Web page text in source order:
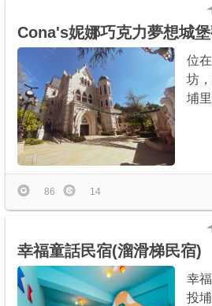
最新消息
最新留言
商家合作
推薦景點
討論區
Cona's妮娜巧克力夢想城
位
坊
埔
86 14
幸福童話民宿(溜滑梯民宿)
幸
投